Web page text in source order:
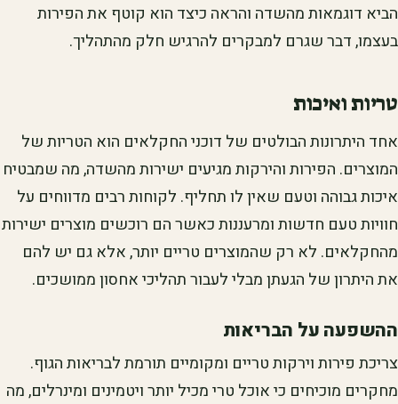
הביא דוגמאות מהשדה והראה כיצד הוא קוטף את הפירות
בעצמו, דבר שגרם למבקרים להרגיש חלק מהתהליך.
טריות ואיכות
אחד היתרונות הבולטים של דוכני החקלאים הוא הטריות של
המוצרים. הפירות והירקות מגיעים ישירות מהשדה, מה שמבטיח
איכות גבוהה וטעם שאין לו תחליף. לקוחות רבים מדווחים על
חוויות טעם חדשות ומרעננות כאשר הם רוכשים מוצרים ישירות
מהחקלאים. לא רק שהמוצרים טריים יותר, אלא גם יש להם
את היתרון של הגעתן מבלי לעבור תהליכי אחסון ממושכים.
ההשפעה על הבריאות
צריכת פירות וירקות טריים ומקומיים תורמת לבריאות הגוף.
מחקרים מוכיחים כי אוכל טרי מכיל יותר ויטמינים ומינרלים, מה